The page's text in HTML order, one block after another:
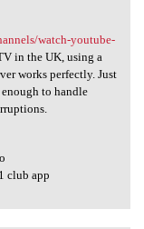
watch-youtube-
in the UK, using a
works perfectly. Just
to handle
club app